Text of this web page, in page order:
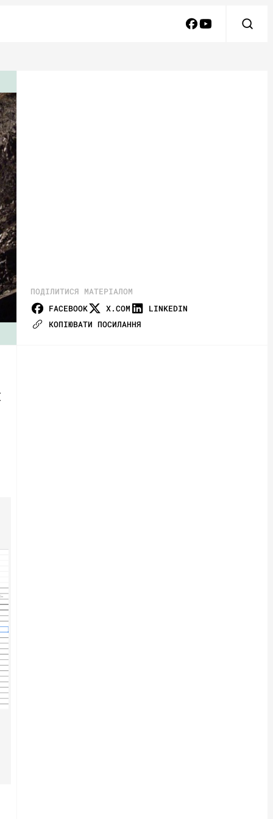
ПОДІЛИТИСЯ МАТЕРІАЛОМ
FACEBOOK
X.COM
LINKEDIN
КОПІЮВАТИ ПОСИЛАННЯ